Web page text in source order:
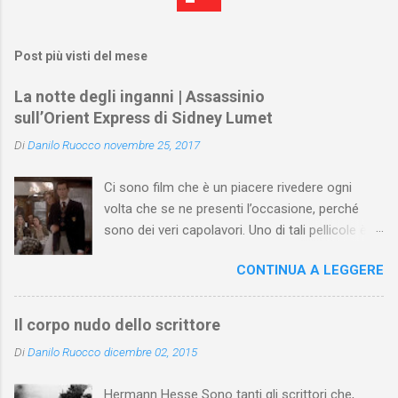
Post più visti del mese
La notte degli inganni | Assassinio
sull’Orient Express di Sidney Lumet
DiDanilo Ruocco novembre 25, 2017
Ci sono film che è un piacere rivedere ogni
volta che se ne presenti l’occasione, perché
sono dei veri capolavori. Uno di tali pellicole è
Tratto dall'omonimo romanzo di Agatha
Christie (pubblicato prima a puntate nel 1933 e,
poi, in volume l’anno seguente), il film di Lumet
ambientato nel 1930 e ispirato alla Christie da
CONTINUA A LEGGERE
Il corpo nudo dello scrittore
DiDanilo Ruocco dicembre 02, 2015
Hermann Hesse Sono tanti gli scrittori che,